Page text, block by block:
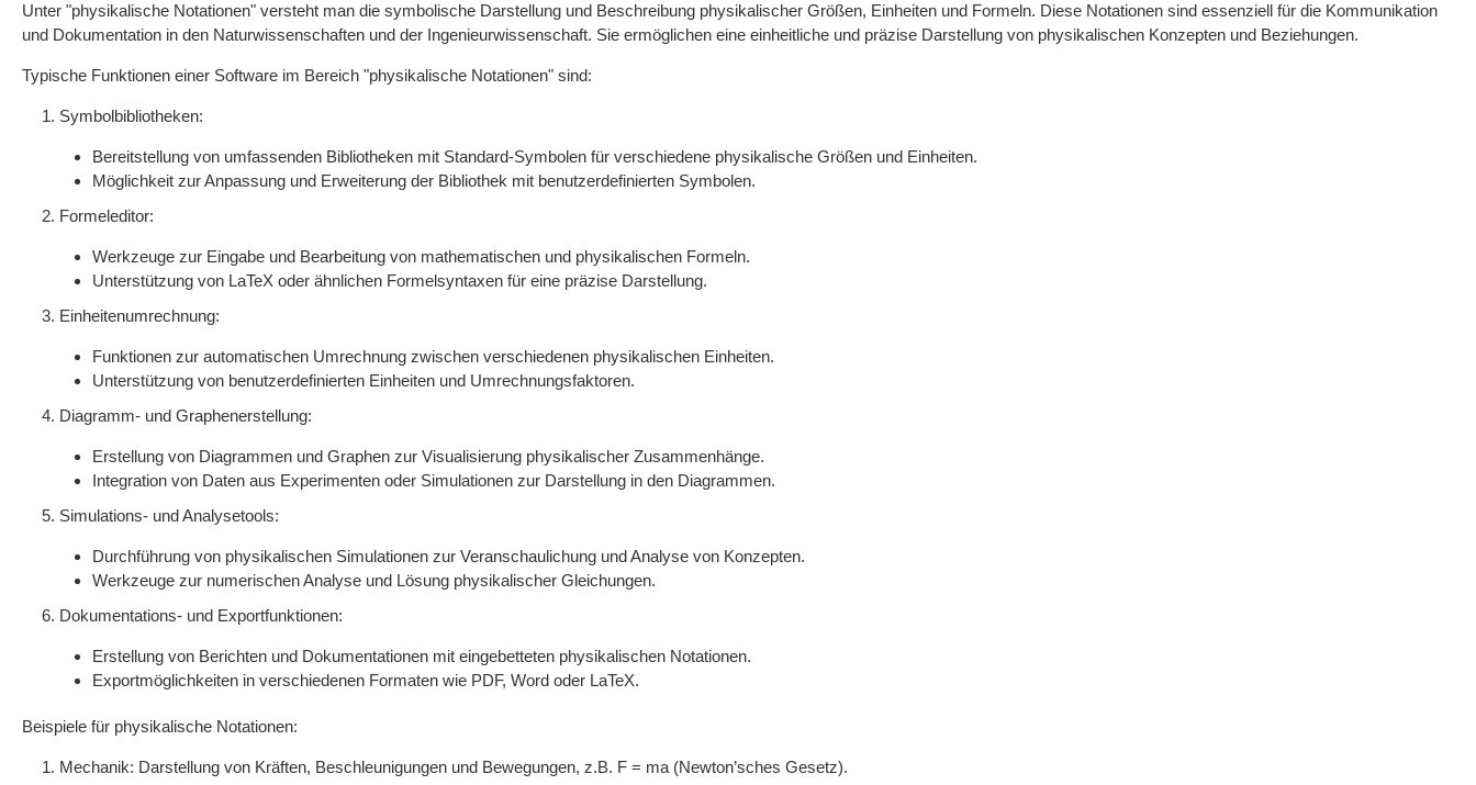
Unter "physikalische Notationen" versteht man die symbolische Darstellung und Beschreibung physikalischer Größen, Einheiten und Formeln. Diese Notationen sind essenziell für die Kommunikation
und Dokumentation in den Naturwissenschaften und der Ingenieurwissenschaft. Sie ermöglichen eine einheitliche und präzise Darstellung von physikalischen Konzepten und Beziehungen.
Typische Funktionen einer Software im Bereich "physikalische Notationen" sind:
Symbolbibliotheken:
Bereitstellung von umfassenden Bibliotheken mit Standard-Symbolen für verschiedene physikalische Größen und Einheiten.
Möglichkeit zur Anpassung und Erweiterung der Bibliothek mit benutzerdefinierten Symbolen.
Formeleditor:
Werkzeuge zur Eingabe und Bearbeitung von mathematischen und physikalischen Formeln.
Unterstützung von LaTeX oder ähnlichen Formelsyntaxen für eine präzise Darstellung.
Einheitenumrechnung:
Funktionen zur automatischen Umrechnung zwischen verschiedenen physikalischen Einheiten.
Unterstützung von benutzerdefinierten Einheiten und Umrechnungsfaktoren.
Diagramm- und Graphenerstellung:
Erstellung von Diagrammen und Graphen zur Visualisierung physikalischer Zusammenhänge.
Integration von Daten aus Experimenten oder Simulationen zur Darstellung in den Diagrammen.
Simulations- und Analysetools:
Durchführung von physikalischen Simulationen zur Veranschaulichung und Analyse von Konzepten.
Werkzeuge zur numerischen Analyse und Lösung physikalischer Gleichungen.
Dokumentations- und Exportfunktionen:
Erstellung von Berichten und Dokumentationen mit eingebetteten physikalischen Notationen.
Exportmöglichkeiten in verschiedenen Formaten wie PDF, Word oder LaTeX.
Beispiele für physikalische Notationen:
Mechanik: Darstellung von Kräften, Beschleunigungen und Bewegungen, z.B. F = ma (Newton’sches Gesetz).